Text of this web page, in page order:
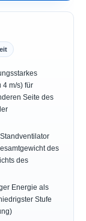
4 m/s) für
Seite des
des
des
Energie als
Stufe